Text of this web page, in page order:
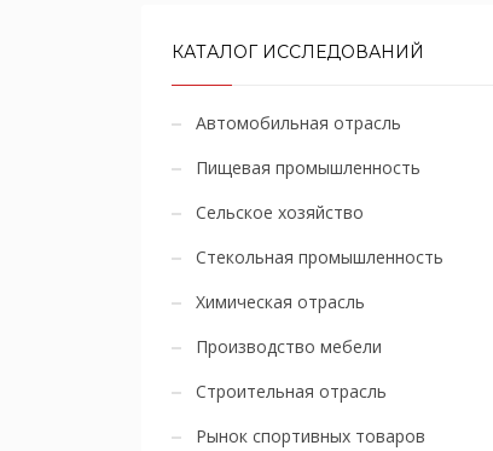
КАТАЛОГ ИССЛЕДОВАНИЙ
Автомобильная отрасль
Пищевая промышленность
Сельское хозяйство
Стекольная промышленность
Химическая отрасль
Производство мебели
Строительная отрасль
Рынок спортивных товаров